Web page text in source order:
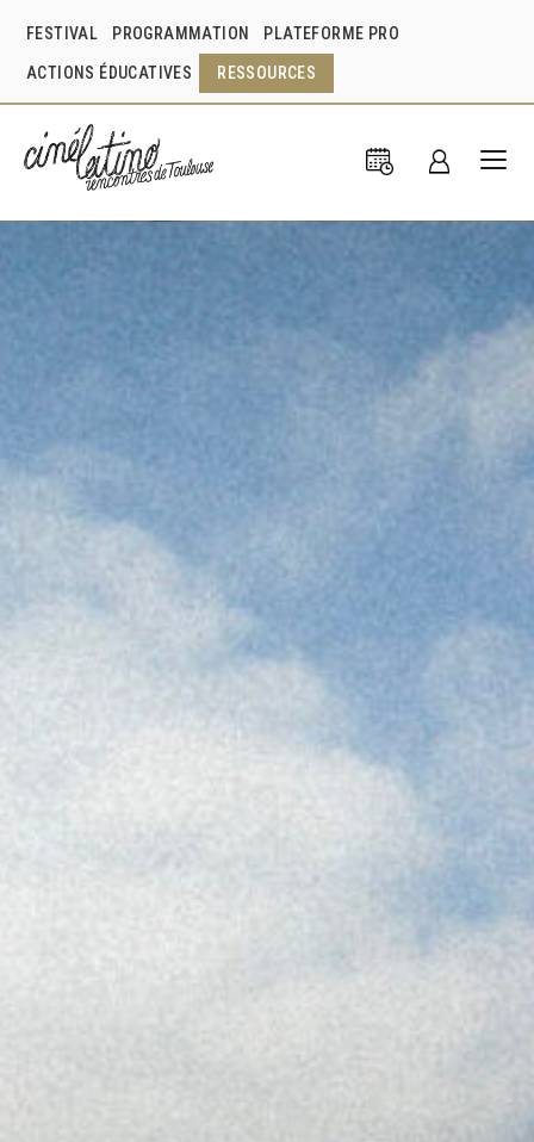
FESTIVAL PROGRAMMATION PLATEFORME PRO
ACTIONS ÉDUCATIVES RESSOURCES